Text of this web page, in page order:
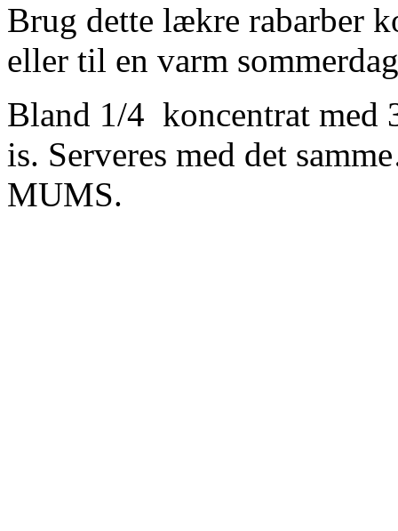
Brug dette lækre rabarber
eller til en varm
Bland 1/4 koncentrat med
is. Serveres med det
MUMS.